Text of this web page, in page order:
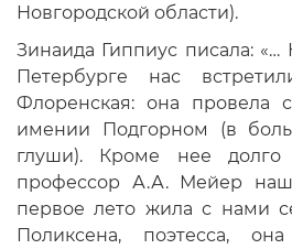
Новгородской области).
Зинаида Гиппиус писала: «…
Петербурге нас
Флоренская: она провела
имении Подгорном (в
глуши). Кроме нее
профессор А.А. Мейер
первое лето жила с нами
Поликсена, поэтесса,